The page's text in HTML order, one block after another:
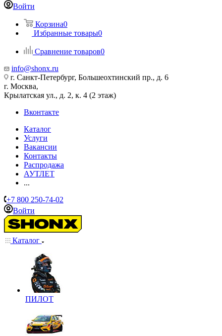
Войти
Корзина0
Избранные товары0
Сравнение товаров0
info@shonx.ru
г. Санкт-Петербург, Большеохтинский пр., д. 6
г. Москва,
Крылатская ул., д. 2, к. 4 (2 этаж)
Вконтакте
Каталог
Услуги
Вакансии
Контакты
Распродажа
АУТЛЕТ
...
+7 800 250-74-02
Войти
Каталог
ПИЛОТ